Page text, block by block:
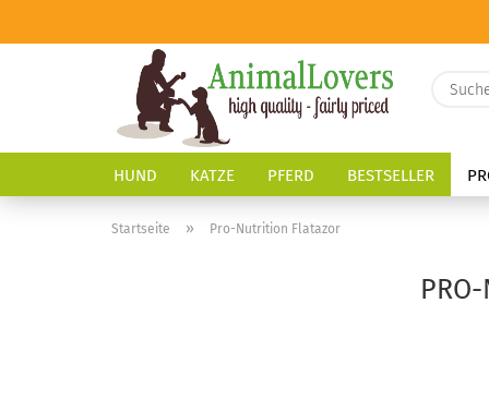
HUND KATZE PFERD BESTSELLER
Startseite » Pro-Nutrition Flatazor
PRO-